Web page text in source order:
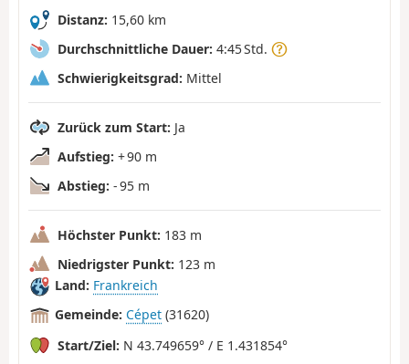
Distanz: 15,60 km
Durchschnittliche Dauer: 4:45 Std.
Schwierigkeitsgrad: Mittel
Zurück zum Start: Ja
Aufstieg: + 90 m
Abstieg: - 95 m
Höchster Punkt: 183 m
Niedrigster Punkt: 123 m
Land: Frankreich
Gemeinde: Cépet (31620)
Start/Ziel: N 43.749659° / E 1.431854°